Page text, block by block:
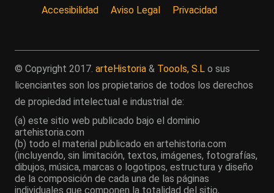
Accesibilidad
Aviso Legal Privacidad
© Copyright 2017. arteHistoria & Toools, S.L o sus
licenciantes son los propietarios de todos los derechos
de propiedad intelectual e industrial de:
(a) este sitio web publicado bajo el dominio
artehistoria.com
(b) todo el material publicado en artehistoria.com
(incluyendo, sin limitación, textos, imágenes, fotografías,
dibujos, música, marcas o logotipos, estructura y diseño
de la composición de cada una de las páginas
individuales que componen la totalidad del sitio,